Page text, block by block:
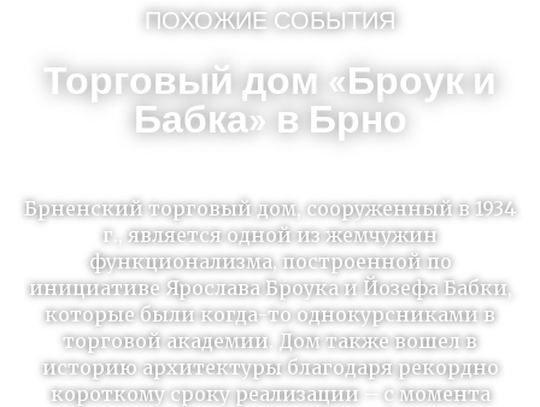
ПОХОЖИЕ СОБЫТИЯ
Торговый дом «Броук и
Бабка» в Брно
Брненский торговый дом, сооруженный в 1934
г., является одной из жемчужин
функционализма, построенной по
инициативе Ярослава Броука и Йозефа Бабки,
которые были когда-то однокурсниками в
торговой академии. Дом также вошел в
историю архитектуры благодаря рекордно
короткому сроку реализации – с момента